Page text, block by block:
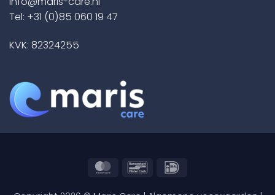
Tel: +31 (0)85 060 19 47
KVK: 82324255
MasterCardBancontact